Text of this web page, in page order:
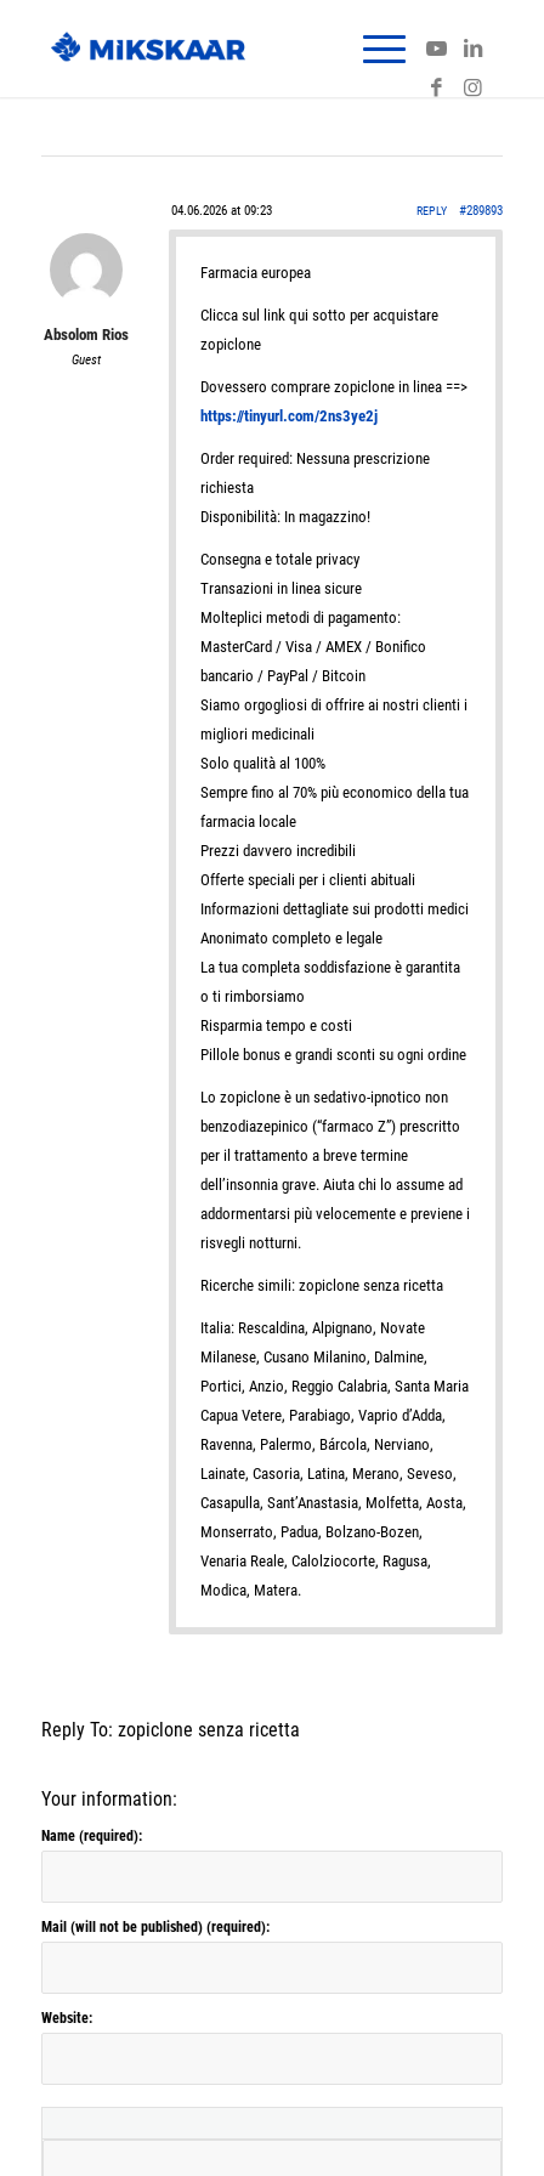
04.06.2026 at 09:23 #289893
REPLY
Absolom Rios
Guest
Farmacia europea
Clicca sul link qui sotto per acquistare
zopiclone
Dovessero comprare zopiclone in linea ==>
https://tinyurl.com/2ns3ye2j
Order required: Nessuna prescrizione
richiesta
Disponibilità: In magazzino!
Consegna e totale privacy
Transazioni in linea sicure
Molteplici metodi di pagamento:
MasterCard / Visa / AMEX / Bonifico
bancario / PayPal / Bitcoin
Siamo orgogliosi di offrire ai nostri clienti i
migliori medicinali
Solo qualità al 100%
Sempre fino al 70% più economico della tua
farmacia locale
Prezzi davvero incredibili
Offerte speciali per i clienti abituali
Informazioni dettagliate sui prodotti medici
Anonimato completo e legale
La tua completa soddisfazione è garantita
o ti rimborsiamo
Risparmia tempo e costi
Pillole bonus e grandi sconti su ogni ordine
Lo zopiclone è un sedativo-ipnotico non
benzodiazepinico (“farmaco Z”) prescritto
per il trattamento a breve termine
dell’insonnia grave. Aiuta chi lo assume ad
addormentarsi più velocemente e previene i
risvegli notturni.
Ricerche simili: zopiclone senza ricetta
Italia: Rescaldina, Alpignano, Novate
Milanese, Cusano Milanino, Dalmine,
Portici, Anzio, Reggio Calabria, Santa Maria
Capua Vetere, Parabiago, Vaprio d’Adda,
Ravenna, Palermo, Bárcola, Nerviano,
Lainate, Casoria, Latina, Merano, Seveso,
Casapulla, Sant’Anastasia, Molfetta, Aosta,
Monserrato, Padua, Bolzano-Bozen,
Venaria Reale, Calolziocorte, Ragusa,
Modica, Matera.
Reply To: zopiclone senza ricetta
Your information:
Name (required):
Mail (will not be published) (required):
Website: